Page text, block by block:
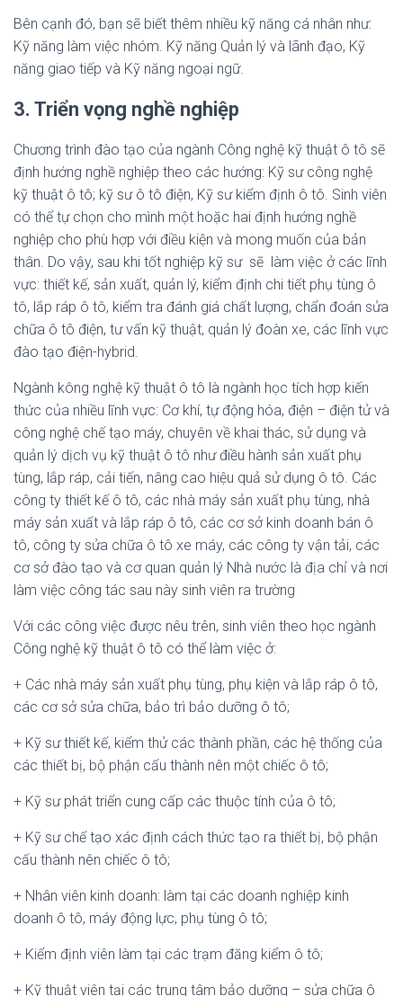
Bên cạnh đó, bạn sẽ biết thêm nhiều kỹ năng cá nhân như:
Kỹ năng làm việc nhóm. Kỹ năng Quản lý và lãnh đạo, Kỹ
năng giao tiếp và Kỹ năng ngoại ngữ.
3. Triển vọng nghề nghiệp
Chương trình đào tạo của ngành Công nghệ kỹ thuật ô tô sẽ
định hướng nghề nghiệp theo các hướng: Kỹ sư công nghệ
kỹ thuật ô tô; kỹ sư ô tô điện, Kỹ sư kiểm định ô tô. Sinh viên
có thể tự chọn cho mình một hoặc hai định hướng nghề
nghiệp cho phù hợp với điều kiện và mong muốn của bản
thân. Do vậy, sau khi tốt nghiệp kỹ sư sẽ làm việc ở các lĩnh
vực: thiết kế, sản xuất, quản lý, kiểm định chi tiết phụ tùng ô
tô, lắp ráp ô tô, kiểm tra đánh giá chất lượng, chẩn đoán sửa
chữa ô tô điện, tư vấn kỹ thuật, quản lý đoàn xe, các lĩnh vực
đào tạo điện-hybrid.
Ngành kông nghệ kỹ thuật ô tô là ngành học tích hợp kiến
thức của nhiều lĩnh vực: Cơ khí, tự động hóa, điện – điện tử và
công nghệ chế tạo máy, chuyên về khai thác, sử dụng và
quản lý dịch vụ kỹ thuật ô tô như điều hành sản xuất phụ
tùng, lắp ráp, cải tiến, nâng cao hiệu quả sử dụng ô tô. Các
công ty thiết kế ô tô, các nhà máy sản xuất phụ tùng, nhà
máy sản xuất và lắp ráp ô tô, các cơ sở kinh doanh bán ô
tô, công ty sửa chữa ô tô xe máy, các công ty vận tải, các
cơ sở đào tạo và cơ quan quản lý Nhà nước là địa chỉ và nơi
làm việc công tác sau này sinh viên ra trường
Với các công việc được nêu trên, sinh viên theo học ngành
Công nghệ kỹ thuật ô tô có thể làm việc ở:
+ Các nhà máy sản xuất phụ tùng, phụ kiện và lắp ráp ô tô,
các cơ sở sửa chữa, bảo trì bảo dưỡng ô tô;
+ Kỹ sư thiết kế, kiểm thử các thành phần, các hệ thống của
các thiết bị, bộ phận cấu thành nên một chiếc ô tô;
+ Kỹ sư phát triển cung cấp các thuộc tính của ô tô;
+ Kỹ sư chế tạo xác định cách thức tạo ra thiết bị, bộ phận
cấu thành nên chiếc ô tô;
+ Nhân viên kinh doanh: làm tại các doanh nghiệp kinh
doanh ô tô, máy động lực, phụ tùng ô tô;
+ Kiểm định viên làm tại các trạm đăng kiểm ô tô;
+ Kỹ thuật viên tại các trung tâm bảo dưỡng – sửa chữa ô